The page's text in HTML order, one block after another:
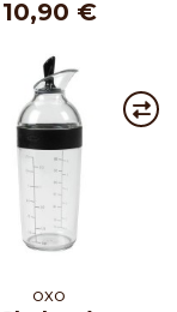
10,90 €
OXO